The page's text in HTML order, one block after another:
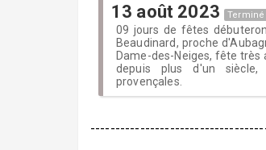
13 août 2023
Terminé
09 jours de fêtes
Beaudinard, proche
Dame-des-Neiges, fête très
depuis plus d'un
provençales.